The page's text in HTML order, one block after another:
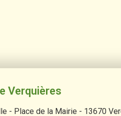
Verquières
- Place de la Mairie - 13670